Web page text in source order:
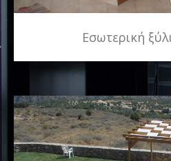
Εσωτερική